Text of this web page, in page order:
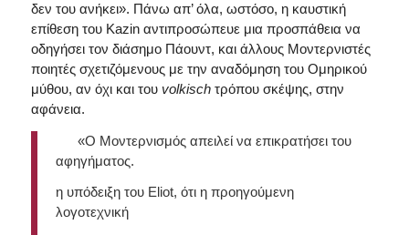
δεν του ανήκει». Πάνω απ’ όλα, ωστόσο, η καυστική
επίθεση του Kazin αντιπροσώπευε μια προσπάθεια να
οδηγήσει τον διάσημο Πάουντ, και άλλους Μοντερνιστές
ποιητές σχετιζόμενους με την αναδόμηση του Ομηρικού
μύθου, αν όχι και του volkisch τρόπου σκέψης, στην
αφάνεια.
«Ο Μοντερνισμός απειλεί να επικρατήσει του
αφηγήματος.
η υπόδειξη του Eliot, ότι η προηγούμενη
λογοτεχνική